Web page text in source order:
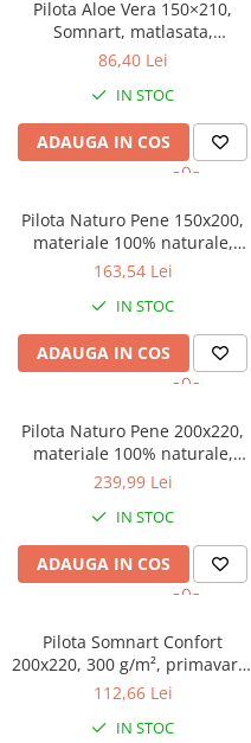
Pilota Aloe Vera 150×210,
Somnart, matlasata,
umplutura medie-groasa 300
toamna
86,40 Lei
IN STOC
ADAUGA IN COS
Pilota Naturo Pene 150x200,
materiale 100% naturale,
tesatura bumbac, mentine
163,54 Lei
IN STOC
ADAUGA IN COS
Pilota Naturo Pene 200x220,
materiale 100% naturale,
tesatura bumbac, mentine
239,99 Lei
IN STOC
ADAUGA IN COS
Pilota Somnart Confort
200x220, 300 g/m², primavara-
toamna
112,66 Lei
IN STOC